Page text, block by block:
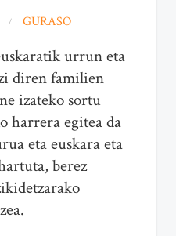
GURASO
urrun eta
diren familien
izateko sortu
harrera egitea da
eta euskara eta
berez